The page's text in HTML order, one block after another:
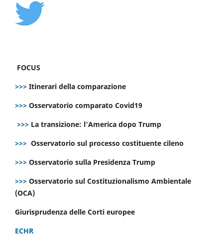
FOCUS
>>> Itinerari della comparazione
>>> Osservatorio comparato Covid19
>>> La transizione: l’America dopo Trump
>>> Osservatorio sul processo costituente cileno
>>> Osservatorio sulla Presidenza Trump
>>> Osservatorio sul Costituzionalismo Ambientale
(OCA)
Giurisprudenza delle Corti europee
ECHR